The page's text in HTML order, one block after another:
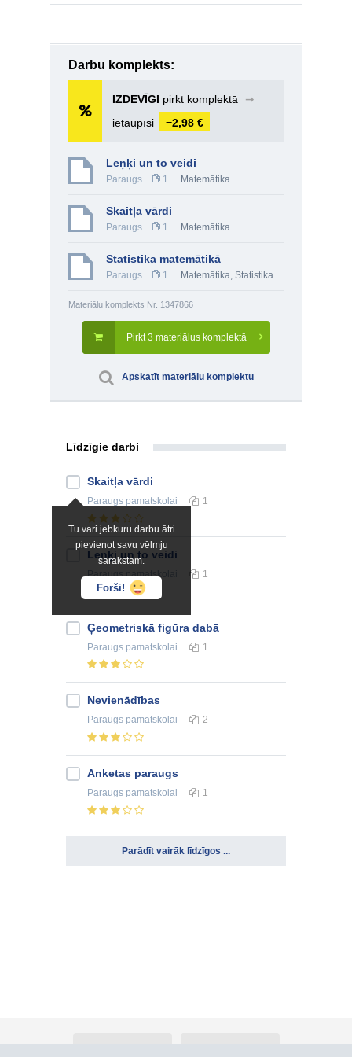
Darbu komplekts:
IZDEVĪGI pirkt komplektā
➞
ietaupīsi
−2,98 €
Leņķi un to veidi
Paraugs 1 Matemātika
Skaitļa vārdi
Paraugs 1 Matemātika
Statistika matemātikā
Paraugs 1 Matemātika, Statistika
Materiālu komplekts Nr. 1347866
Pirkt 3 materiālus komplektā
Apskatīt materiālu komplektu
Līdzīgie darbi
Tu vari jebkuru darbu ātri
pievienot savu vēlmju
sarakstam.
Forši!
Skaitļa vārdi
Paraugs pamatskolai 1
Leņķi un to veidi
Paraugspamatskolai 1
Ģeometriskā figūra dabā
Paraugs pamatskolai 1
Nevienādības
Paraugs pamatskolai 2
Anketas paraugs
Paraugs pamatskolai 1
Parādīt vairāk līdzīgos ...